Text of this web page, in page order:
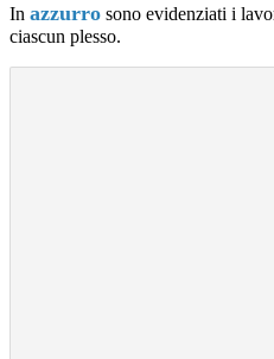
In azzurro sono evidenziati i
ciascun plesso.